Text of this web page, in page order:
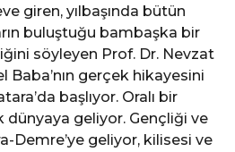
giren, yılbaşında bütün
buluştuğu bambaşka bir
söyleyen Prof. Dr. Nevzat
Baba’nın gerçek hikayesini
başlıyor. Oralı bir
dünyaya geliyor. Gençliği ve
Demre’ye geliyor, kilisesi ve